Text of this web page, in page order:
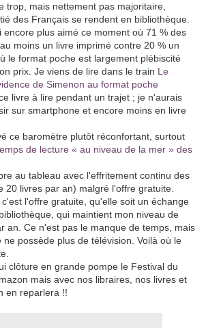
trop, mais nettement pas majoritaire,
des Français se rendent en bibliothèque.
encore plus aimé ce moment où 71 % des
moins un livre imprimé contre 20 % un
le format poche est largement plébiscité
prix. Je viens de lire dans le train Le
de Simenon au format poche
ce livre à lire pendant un trajet ; je n'aurais
sur smartphone et encore moins en livre
ce baromètre plutôt réconfortant, surtout
de lecture « au niveau de la mer » des
au tableau avec l'effritement continu des
20 livres par an) malgré l'offre gratuite.
l'offre gratuite, qu'elle soit un échange
qui maintient mon niveau de
an. Ce n'est pas le manque de temps, mais
possède plus de télévision. Voilà où le
clôture en grande pompe le Festival du
mais avec nos libraires, nos livres et
en reparlera !!